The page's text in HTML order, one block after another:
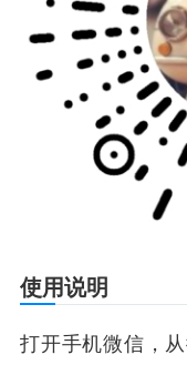
使用说明
打开手机微信，